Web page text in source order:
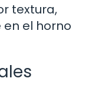
textura,
el horno